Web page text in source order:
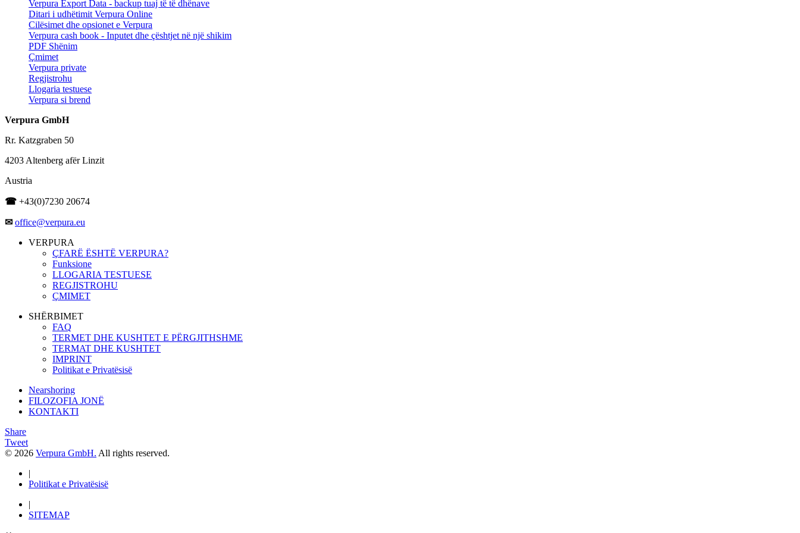
Verpura Export Data - backup tuaj të të dhënave
Ditari i udhëtimit Verpura Online
Cilësimet dhe opsionet e Verpura
Verpura cash book - Inputet dhe çështjet në një shikim
PDF Shënim
Çmimet
Verpura private
Regjistrohu
Llogaria testuese
Verpura si brend
Verpura GmbH
Rr. Katzgraben 50
4203 Altenberg afër Linzit
Austria
☎ +43(0)7230 20674
✉ office@verpura.eu
VERPURA
ÇFARË ËSHTË VERPURA?
Funksione
LLOGARIA TESTUESE
REGJISTROHU
ÇMIMET
SHËRBIMET
FAQ
TERMET DHE KUSHTET E PËRGJITHSHME
TERMAT DHE KUSHTET
IMPRINT
Politikat e Privatësisë
Nearshoring
FILOZOFIA JONË
KONTAKTI
Share
Tweet
© 2026 Verpura GmbH. All rights reserved.
|
Politikat e Privatësisë
|
SITEMAP